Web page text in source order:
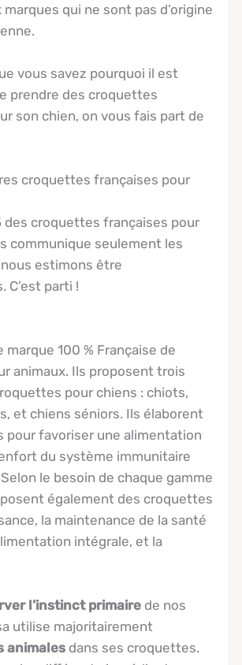
qui ne sont pas d’origine
vous savez pourquoi il est
prendre des croquettes
son chien, on vous fais part de
croquettes françaises pour
des croquettes françaises pour
communique seulement les
estimons être
C’est parti !
marque 100 % Française de
animaux. Ils proposent trois
pour chiens : chiots,
et chiens séniors. Ils élaborent
pour favoriser une alimentation
du système immunitaire
le besoin de chaque gamme
également des croquettes
la maintenance de la santé
intégrale, et la
l’instinct primaire de nos
utilise majoritairement
animales dans ses croquettes.